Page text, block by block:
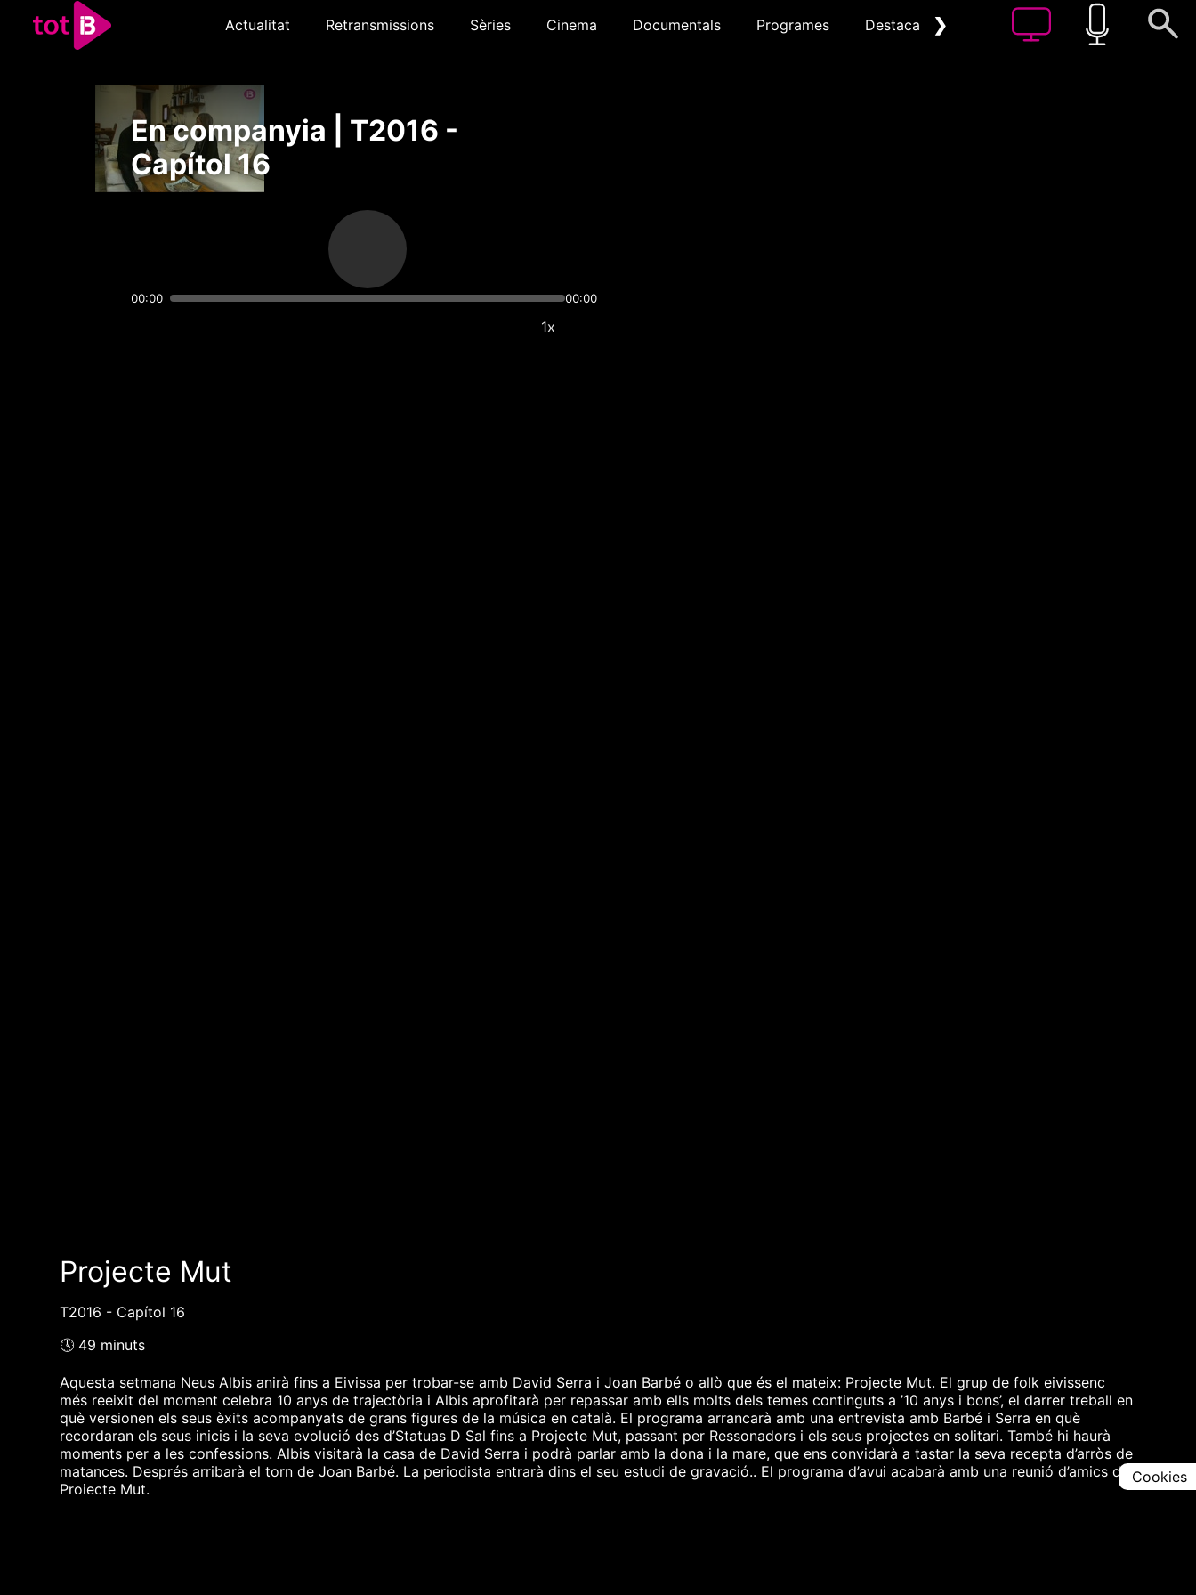
Actualitat Retransmissions Sèries Cinema Documentals Programes Destacat ❯
En companyia | T2016 -
Capítol 16
00:00 00:00
1x
Projecte Mut
T2016 - Capítol 16
🕓 49 minuts
Aquesta setmana Neus Albis anirà fins a Eivissa per trobar-se amb David Serra i Joan Barbé o allò que és el mateix: Projecte Mut. El grup de folk eivissenc
més reeixit del moment celebra 10 anys de trajectòria i Albis aprofitarà per repassar amb ells molts dels temes continguts a ’10 anys i bons’, el darrer treball en
què versionen els seus èxits acompanyats de grans figures de la música en català. El programa arrancarà amb una entrevista amb Barbé i Serra en què
recordaran els seus inicis i la seva evolució des d’Statuas D Sal fins a Projecte Mut, passant per Ressonadors i els seus projectes en solitari. També hi haurà
moments per a les confessions. Albis visitarà la casa de David Serra i podrà parlar amb la dona i la mare, que ens convidarà a tastar la seva recepta d’arròs de
matances. Després arribarà el torn de Joan Barbé. La periodista entrarà dins el seu estudi de gravació.. El programa d’avui acabarà amb una reunió d’amics de
Projecte Mut.
Cookies